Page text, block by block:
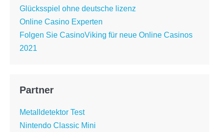
Glücksspiel ohne deutsche lizenz
Online Casino Experten
Folgen Sie CasinoViking für neue Online Casinos
2021
Partner
Metalldetektor Test
Nintendo Classic Mini